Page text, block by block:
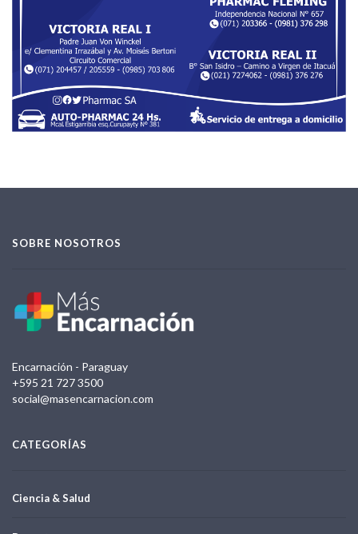
SOBRE NOSOTROS
Encarnación - Paraguay
+595 21 727 3500
social@masencarnacion.com
CATEGORÍAS
Ciencia & Salud